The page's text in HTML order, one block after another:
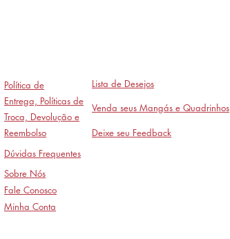
Política de
Entrega, Políticas de
Troca, Devolução e
Reembolso
Lista de Desejos
Venda seus Mangás e Quadrinhos
Deixe seu Feedback
Dúvidas Frequentes
Sobre Nós
Fale Conosco
Minha Conta